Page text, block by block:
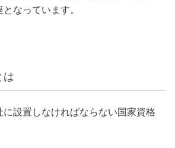
なっています。
は
に設置しなければならない国家資格